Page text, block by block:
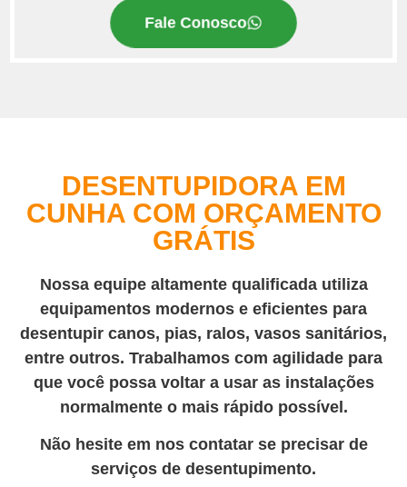
Fale Conosco
DESENTUPIDORA EM
CUNHA COM ORÇAMENTO
GRÁTIS
Nossa equipe altamente qualificada utiliza
equipamentos modernos e eficientes para
desentupir canos, pias, ralos, vasos sanitários,
entre outros. Trabalhamos com agilidade para
que você possa voltar a usar as instalações
normalmente o mais rápido possível.
Não hesite em nos contatar se precisar de
serviços de desentupimento.